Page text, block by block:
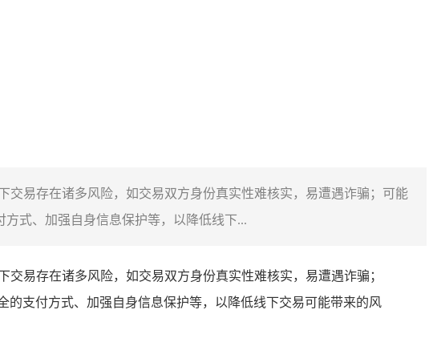
交易存在诸多风险，如交易双方身份真实性难核实，易遭遇诈骗；可能
式、加强自身信息保护等，以降低线下...
易存在诸多风险，如交易双方身份真实性难核实，易遭遇诈骗；
支付方式、加强自身信息保护等，以降低线下交易可能带来的风